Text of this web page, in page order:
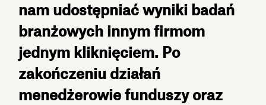
nam udostępniać wyniki badań
branżowych innym firmom
jednym kliknięciem. Po
zakończeniu działań
menedżerowie funduszy oraz